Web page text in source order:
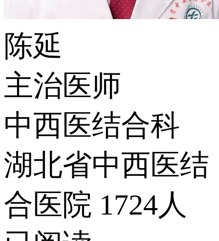
陈延
主治医师
中西医结合科
湖北省中西医结
合医院 1724人